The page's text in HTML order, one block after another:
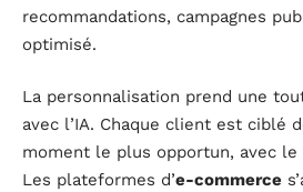
recommandations, campagnes
optimisé.
La personnalisation prend une
avec l’IA. Chaque client est ciblé
moment le plus opportun, avec le
Les plateformes d’e-commerce